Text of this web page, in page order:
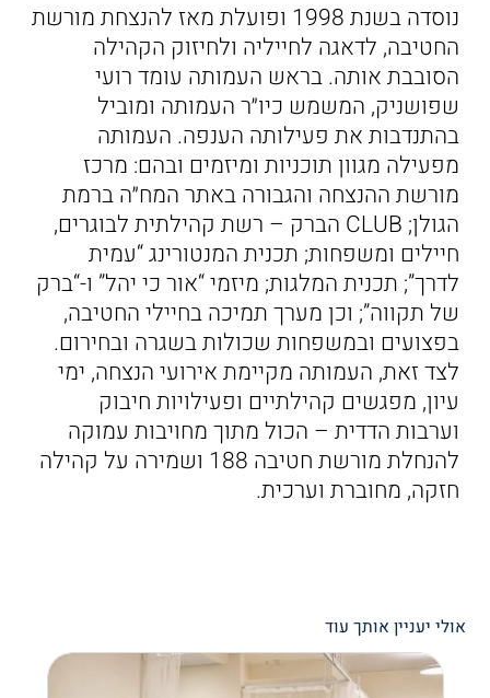
נוסדה בשנת 1998 ופועלת מאז להנצחת מורשת
החטיבה, לדאגה לחייליה ולחיזוק הקהילה
הסובבת אותה. בראש העמותה עומד רועי
שפושניק, המשמש כיו״ר העמותה ומוביל
בהתנדבות את פעילותה הענפה. העמותה
מפעילה מגוון תוכניות ומיזמים ובהם: מרכז
מורשת ההנצחה והגבורה באתר המח״ה ברמת
הגולן; CLUB הברק – רשת קהילתית לבוגרים,
חיילים ומשפחות; תכנית המנטורינג “עמית
לדרך”; תכנית המלגות; מיזמי “אור כי יהל” ו-“ברק
של תקווה”; וכן מערך תמיכה בחיילי החטיבה,
בפצועים ובמשפחות שכולות בשגרה ובחירום.
לצד זאת, העמותה מקיימת אירועי הנצחה, ימי
עיון, מפגשים קהילתיים ופעילויות חיבוק
וערבות הדדית – הכול מתוך מחויבות עמוקה
להנחלת מורשת חטיבה 188 ושמירה על קהילה
חזקה, מחוברת וערכית.
אולי יעניין אותך עוד